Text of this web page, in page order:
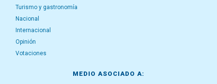
Turismo y gastronomía
Nacional
Internacional
Opinión
Votaciones
MEDIO ASOCIADO A: